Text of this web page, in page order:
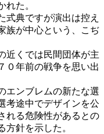
れた。
式典ですが演出は控え
族が中心という、こぢ
近くでは民間団体が主
０年前の戦争を思い出
エンブレムの新たな選
考途中でデザインを公
れる危険性があるとの
針を示した。